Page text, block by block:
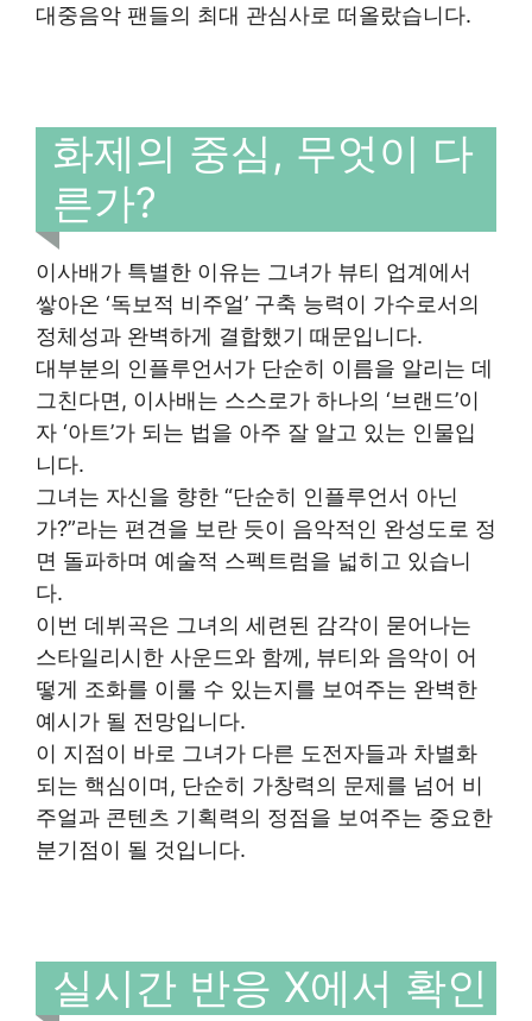
대중음악 팬들의 최대 관심사로 떠올랐습니다.
화제의 중심, 무엇이 다
른가?
이사배가 특별한 이유는 그녀가 뷰티 업계에서
쌓아온 ‘독보적 비주얼’ 구축 능력이 가수로서의
정체성과 완벽하게 결합했기 때문입니다.
대부분의 인플루언서가 단순히 이름을 알리는 데
그친다면, 이사배는 스스로가 하나의 ‘브랜드’이
자 ‘아트’가 되는 법을 아주 잘 알고 있는 인물입
니다.
그녀는 자신을 향한 “단순히 인플루언서 아닌
가?”라는 편견을 보란 듯이 음악적인 완성도로 정
면 돌파하며 예술적 스펙트럼을 넓히고 있습니
다.
이번 데뷔곡은 그녀의 세련된 감각이 묻어나는
스타일리시한 사운드와 함께, 뷰티와 음악이 어
떻게 조화를 이룰 수 있는지를 보여주는 완벽한
예시가 될 전망입니다.
이 지점이 바로 그녀가 다른 도전자들과 차별화
되는 핵심이며, 단순히 가창력의 문제를 넘어 비
주얼과 콘텐츠 기획력의 정점을 보여주는 중요한
분기점이 될 것입니다.
실시간 반응 X에서 확인